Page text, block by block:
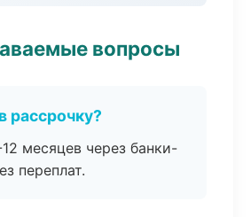
вопросы
рассрочку?
месяцев через банки-
переплат.